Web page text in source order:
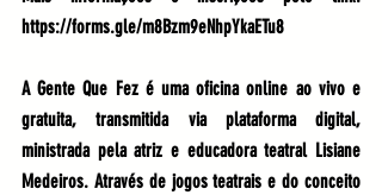
https://forms.gle/m8Bzm9eNhpYkaETu8
A Gente Que Fez é uma oficina online ao vivo e
gratuita, transmitida via plataforma digital,
ministrada pela atriz e educadora teatral Lisiane
Medeiros. Através de jogos teatrais e do conceito